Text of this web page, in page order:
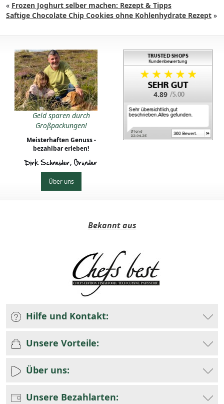
« Frozen Joghurt selber machen: Rezept & Tipps
Saftige Chocolate Chip Cookies ohne Kohlenhydrate Rezept »
Geld sparen durch
Großpackungen!
Meisterhaften Genuss -
bezahlbar erleben!
Dirk Schneider, Gründer
Über uns
4.89
Bekannt aus
Hilfe und Kontakt:
Unsere Vorteile:
Über uns:
Unsere Bezahlarten: